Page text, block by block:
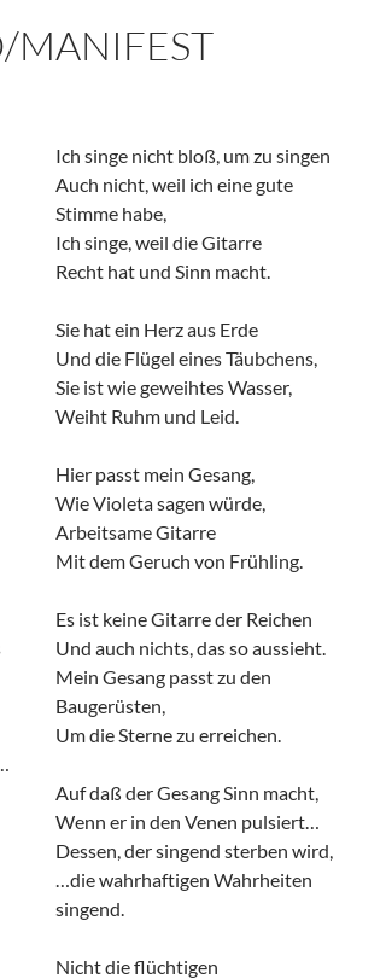
MANIFEST
Ich singe nicht bloß, um zu singen
Auch nicht, weil ich eine gute
Stimme habe,
Ich singe, weil die Gitarre
Recht hat und Sinn macht.
Sie hat ein Herz aus Erde
Und die Flügel eines Täubchens,
Sie ist wie geweihtes Wasser,
Weiht Ruhm und Leid.
Hier passt mein Gesang,
Wie Violeta sagen würde,
Arbeitsame Gitarre
Mit dem Geruch von Frühling.
Es ist keine Gitarre der Reichen
Und auch nichts, das so aussieht.
Mein Gesang passt zu den
Baugerüsten,
Um die Sterne zu erreichen.
Auf daß der Gesang Sinn macht,
Wenn er in den Venen pulsiert…
Dessen, der singend sterben wird,
…die wahrhaftigen Wahrheiten
singend.
Nicht die flüchtigen